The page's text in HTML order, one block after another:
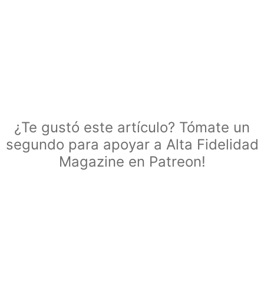
¿Te gustó este artículo? Tómate un
segundo para apoyar a Alta Fidelidad
Magazine en Patreon!